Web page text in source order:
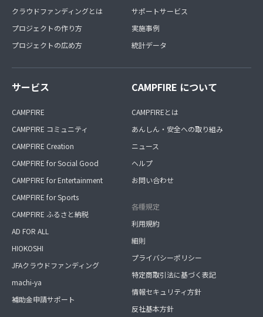
クラウドファンディングとは
プロジェクトの作り方
プロジェクトの広め方
サポートサービス
実施事例
統計データ
サービス
CAMPFIRE
CAMPFIRE コミュニティ
CAMPFIRE Creation
CAMPFIRE for Social Good
CAMPFIRE for Entertainment
CAMPFIRE for Sports
CAMPFIRE ふるさと納税
AD FOR ALL
HIOKOSHI
JFAクラウドファンディング
machi-ya
補助金申請サポート
CAMPFIRE について
CAMPFIREとは
あんしん・安全への取り組み
ニュース
ヘルプ
お問い合わせ
各種規定
利用規約
細則
プライバシーポリシー
特定商取引法に基づく表記
情報セキュリティ方針
反社基本方針